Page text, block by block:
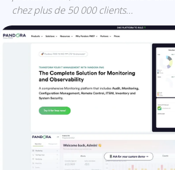
chez plus de 50 000 clients...